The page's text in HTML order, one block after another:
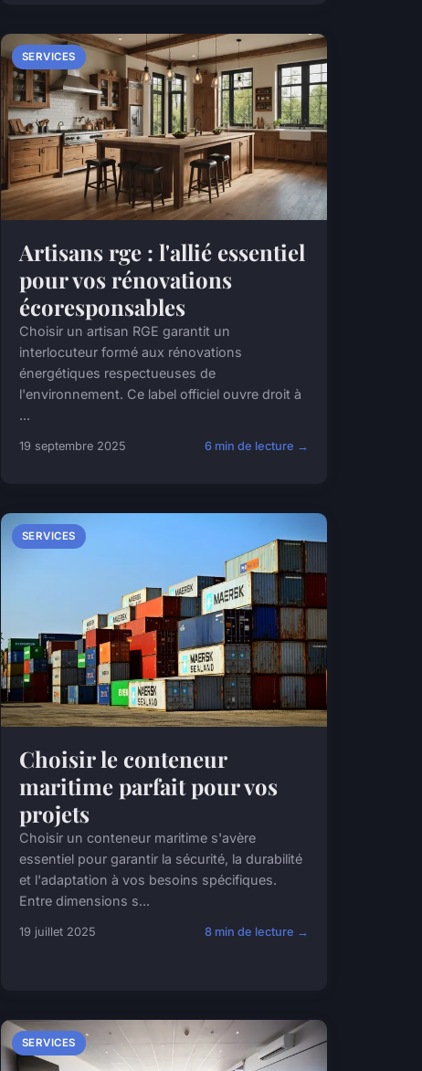
SERVICES
Artisans rge : l'allié essentiel
pour vos rénovations
écoresponsables
Choisir un artisan RGE garantit un
interlocuteur formé aux rénovations
énergétiques respectueuses de
l'environnement. Ce label officiel ouvre droit à
...
19 septembre 2025 6 min de lecture →
SERVICES
Choisir le conteneur
maritime parfait pour vos
projets
Choisir un conteneur maritime s'avère
essentiel pour garantir la sécurité, la durabilité
et l'adaptation à vos besoins spécifiques.
Entre dimensions s...
19 juillet 2025 8 min de lecture →
SERVICES